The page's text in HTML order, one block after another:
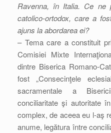
Ravenna, în Italia. Ce ne
catolico-ortodox, care a
ajuns la abordarea ei?
– Tema care a constituit
Comisiei Mixte
dintre Biserica Romano-
fost „Consecinţele
sacramentale a
conciliaritate şi autoritate
complex, de aceea eu l-aş
anume, legătura între